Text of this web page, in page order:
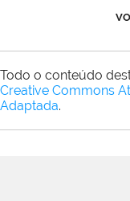
Todo o conteúdo
Creative Commons
Adaptada.